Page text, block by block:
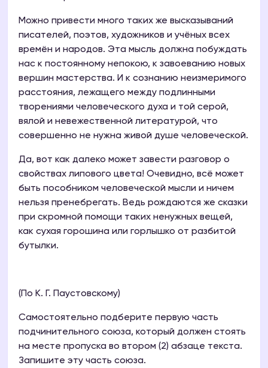
Можно привести много таких же высказываний
писателей, поэтов, художников и учёных всех
времён и народов. Эта мысль должна побуждать
нас к постоянному непокою, к завоеванию новых
вершин мастерства. И к сознанию неизмеримого
расстояния, лежащего между подлинными
творениями человеческого духа и той серой,
вялой и невежественной литературой, что
совершенно не нужна живой душе человеческой.
Да, вот как далеко может завести разговор о
свойствах липового цвета! Очевидно, всё может
быть пособником человеческой мысли и ничем
нельзя пренебрегать. Ведь рождаются же сказки
при скромной помощи таких ненужных вещей,
как сухая горошина или горлышко от разбитой
бутылки.
(По К. Г. Паустовскому)
Самостоятельно подберите первую часть
подчинительного союза, который должен стоять
на месте пропуска во втором (2) абзаце текста.
Запишите эту часть союза.